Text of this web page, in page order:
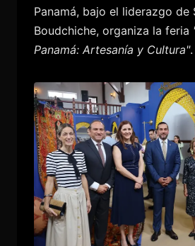
Panamá, bajo el liderazgo de
Boudchiche, organiza la feria
Panamá: Artesanía y Cultura".